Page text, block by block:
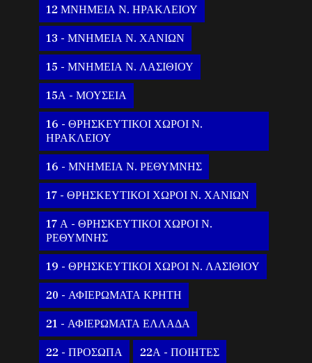
12 ΜΝΗΜΕΙΑ Ν. ΗΡΑΚΛΕΙΟΥ
13 - ΜΝΗΜΕΙΑ Ν. ΧΑΝΙΩΝ
15 - ΜΝΗΜΕΙΑ Ν. ΛΑΣΙΘΙΟΥ
15Α - ΜΟΥΣΕΙΑ
16 - ΘΡΗΣΚΕΥΤΙΚΟΙ ΧΩΡΟΙ Ν.
ΗΡΑΚΛΕΙΟΥ
16 - ΜΝΗΜΕΙΑ Ν. ΡΕΘΥΜΝΗΣ
17 - ΘΡΗΣΚΕΥΤΙΚΟΙ ΧΩΡΟΙ Ν. ΧΑΝΙΩΝ
17 Α - ΘΡΗΣΚΕΥΤΙΚΟΙ ΧΩΡΟΙ Ν.
ΡΕΘΥΜΝΗΣ
19 - ΘΡΗΣΚΕΥΤΙΚΟΙ ΧΩΡΟΙ Ν. ΛΑΣΙΘΙΟΥ
20 - ΑΦΙΕΡΩΜΑΤΑ ΚΡΗΤΗ
21 - ΑΦΙΕΡΩΜΑΤΑ ΕΛΛΑΔΑ
22 - ΠΡΟΣΩΠΑ 22Α - ΠΟΙΗΤΕΣ